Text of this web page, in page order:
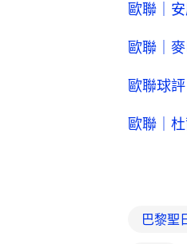
歐聯｜
歐聯｜
歐聯球
歐聯｜
巴黎聖